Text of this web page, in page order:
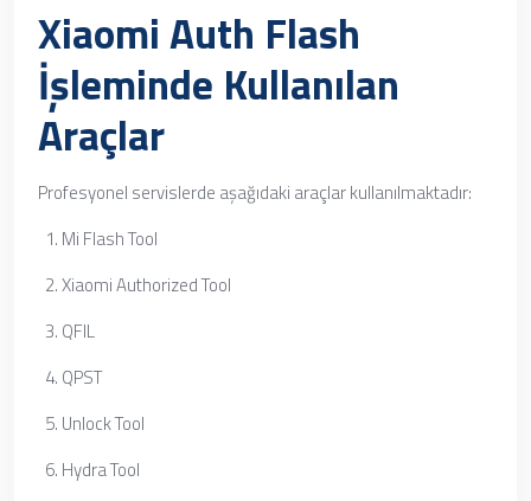
Xiaomi Auth Flash
İşleminde Kullanılan
Araçlar
Profesyonel servislerde aşağıdaki araçlar kullanılmaktadır:
Mi Flash Tool
Xiaomi Authorized Tool
QFIL
QPST
Unlock Tool
Hydra Tool